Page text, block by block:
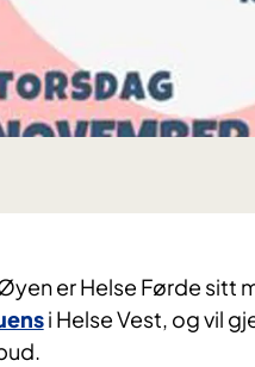
er Helse Førde sitt
i Helse Vest, og vil